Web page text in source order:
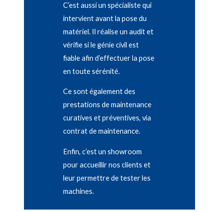
C’est aussi un spécialiste qui
intervient avant la pose du
matériel. Il réalise un audit et
vérifie si le génie civil est
fiable afin d’effectuer la pose
en toute sérénité.
Ce sont également des
prestations de maintenance
curatives et préventives, via
contrat de maintenance.
Enfin, c’est un showroom
pour accueillir nos clients et
leur permettre de tester les
machines.